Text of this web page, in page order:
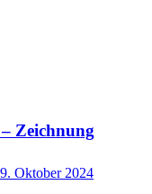
Zeichnung
Oktober 2024